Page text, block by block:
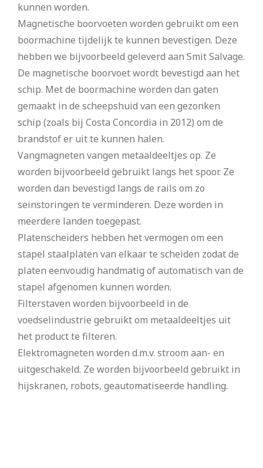
kunnen worden.
Magnetische boorvoeten worden gebruikt om een
boormachine tijdelijk te kunnen bevestigen. Deze
hebben we bijvoorbeeld geleverd aan Smit Salvage.
De magnetische boorvoet wordt bevestigd aan het
schip. Met de boormachine worden dan gaten
gemaakt in de scheepshuid van een gezonken
schip (zoals bij Costa Concordia in 2012) om de
brandstof er uit te kunnen halen.
Vangmagneten vangen metaaldeeltjes op. Ze
worden bijvoorbeeld gebruikt langs het spoor. Ze
worden dan bevestigd langs de rails om zo
seinstoringen te verminderen. Deze worden in
meerdere landen toegepast.
Platenscheiders hebben het vermogen om een
stapel staalplaten van elkaar te scheiden zodat de
platen eenvoudig handmatig of automatisch van de
stapel afgenomen kunnen worden.
Filterstaven worden bijvoorbeeld in de
voedselindustrie gebruikt om metaaldeeltjes uit
het product te filteren.
Elektromagneten worden d.m.v. stroom aan- en
uitgeschakeld. Ze worden bijvoorbeeld gebruikt in
hijskranen, robots, geautomatiseerde handling.